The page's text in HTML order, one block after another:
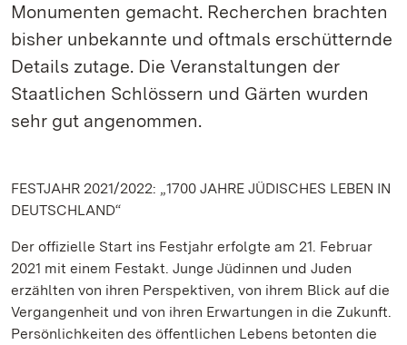
Monumenten gemacht. Recherchen brachten
bisher unbekannte und oftmals erschütternde
Details zutage. Die Veranstaltungen der
Staatlichen Schlössern und Gärten wurden
sehr gut angenommen.
FESTJAHR 2021/2022: „1700 JAHRE JÜDISCHES LEBEN IN
DEUTSCHLAND“
Der offizielle Start ins Festjahr erfolgte am 21. Februar
2021 mit einem Festakt. Junge Jüdinnen und Juden
erzählten von ihren Perspektiven, von ihrem Blick auf die
Vergangenheit und von ihren Erwartungen in die Zukunft.
Persönlichkeiten des öffentlichen Lebens betonten die